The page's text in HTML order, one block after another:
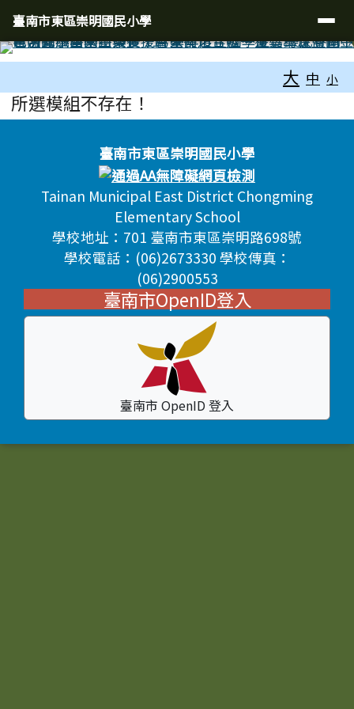
跳至主內容區
臺南市東區崇明國民小學
導覽列
臺南市東區崇明國民小學
大 中 小
主內容區域
所選模組不存在！
頁尾區域
頁尾區域內容臺南市東區崇明國民小學
Tainan Municipal East District Chongming
Elementary School
學校地址：701 臺南市東區崇明路698號
學校電話：(06)2673330 學校傳真：
(06)2900553
臺南市OpenID登入
臺南市 OpenID 登入